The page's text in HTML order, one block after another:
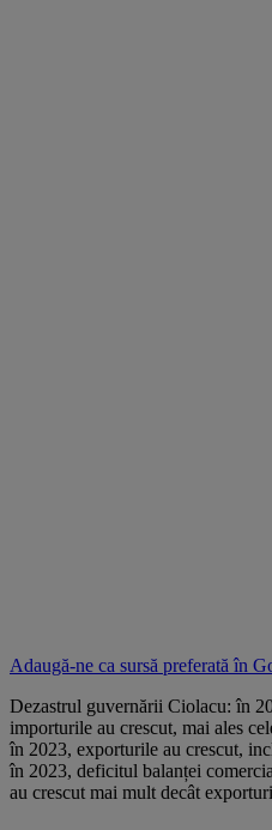
Adaugă-ne ca sursă preferată în
Dezastrul guvernării Ciolacu: în
importurile au crescut, mai ales
în 2023, exporturile au crescut,
în 2023, deficitul balanței
au crescut mai mult decât